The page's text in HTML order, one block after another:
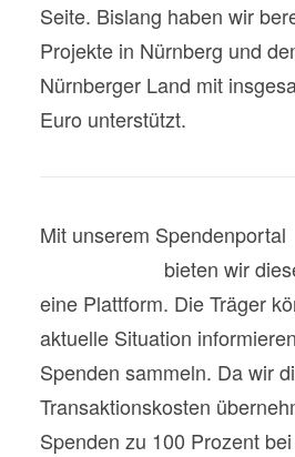
Seite. Bislang haben wir
Projekte in Nürnberg und
Nürnberger Land mit
Euro unterstützt.
Mit unserem Spendenportal
bieten wir
eine Plattform. Die Träger
aktuelle Situation
Spenden sammeln. Da wir
Transaktionskosten
Spenden zu 100 Prozent